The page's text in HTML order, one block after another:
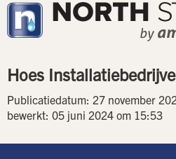
Hoes
Publicatiedatum: 27 november
bewerkt: 05 juni 2024 om 15:53